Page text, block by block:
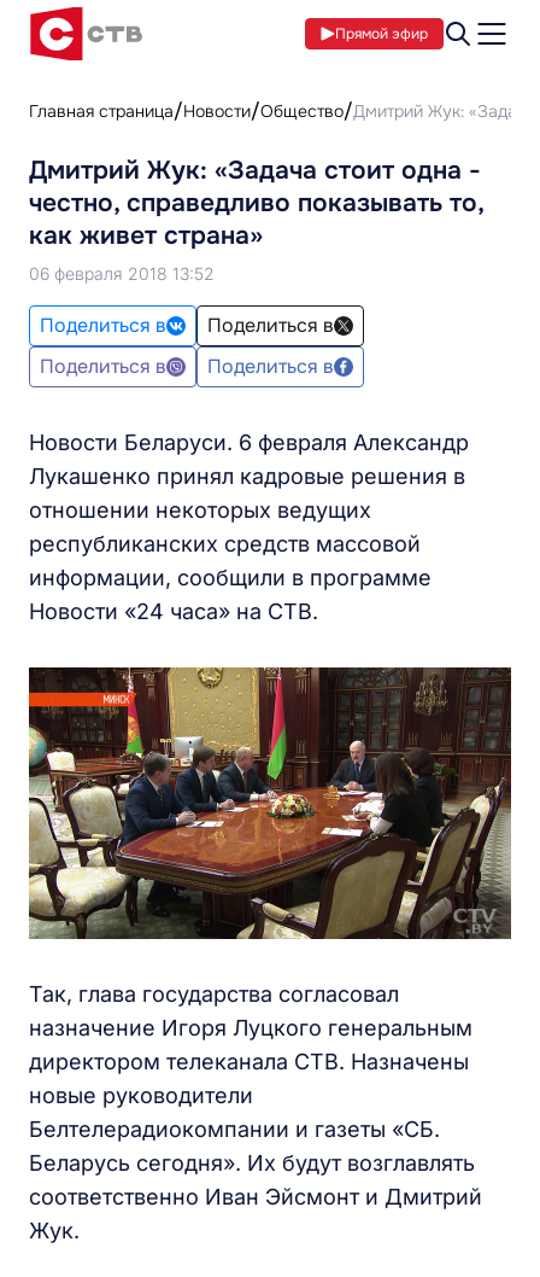
Прямой эфир
Главная страница Новости Общество Дмитрий Жук: «Задача
Дмитрий Жук: «Задача стоит одна -
честно, справедливо показывать то,
как живет страна»
06 февраля 2018 13:52
Поделиться в
Поделиться в
Поделиться в
Поделиться в
Новости Беларуси. 6 февраля Александр
Лукашенко принял кадровые решения в
отношении некоторых ведущих
республиканских средств массовой
информации, сообщили в программе
Новости «24 часа» на СТВ.
Так, глава государства согласовал
назначение Игоря Луцкого генеральным
директором телеканала СТВ. Назначены
новые руководители
Белтелерадиокомпании и газеты «СБ.
Беларусь сегодня». Их будут возглавлять
соответственно Иван Эйсмонт и Дмитрий
Жук.